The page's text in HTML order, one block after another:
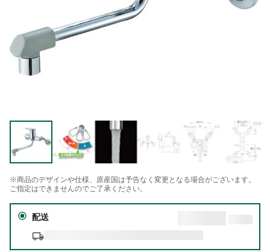
※商品のデザインや仕様、原産国は予告なく変更となる場合がございます。
ご指定はできませんのでご了承ください。
配送